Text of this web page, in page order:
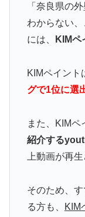
「奈良県の
わからない
には、
KIMペ
KIMペイント
グで1位に選
また、KIMペ
紹介する
上動画が再
そのため、
る方も、
KIM